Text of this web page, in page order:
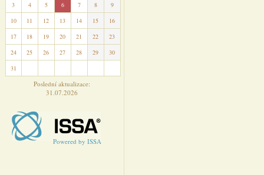
3
4 5 6 7 8
9
10
11 12 13 14 15
16
17
18 19 20 21 22
23
24
25 26 27 28 29
30
31
Poslední aktualizace:
31.07.2026
Powered by ISSA